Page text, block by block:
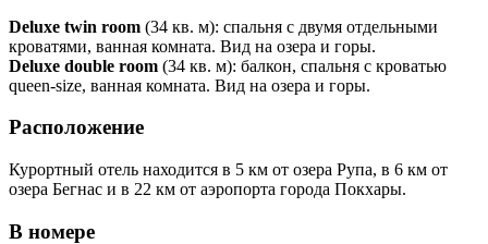
Deluxe twin room (34 кв. м): спальня с двумя отдельными
кроватями, ванная комната. Вид на озера и горы.
Deluxe double room (34 кв. м): балкон, спальня с кроватью
queen-size, ванная комната. Вид на озера и горы.
Расположение
Курортный отель находится в 5 км от озера Рупа, в 6 км от
озера Бегнас и в 22 км от аэропорта города Покхары.
В номере